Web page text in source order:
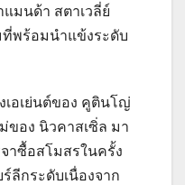
มนด้า สตาเวลี่ย์
ที่พร้อมนำแข้งระดับ
เอเย่นต์ของ คูตินโญ่
ของ นิวคาสเซิ่ล มา
าซื้อสโมสรในครั้ง
ลีกระดับเนื่องจาก